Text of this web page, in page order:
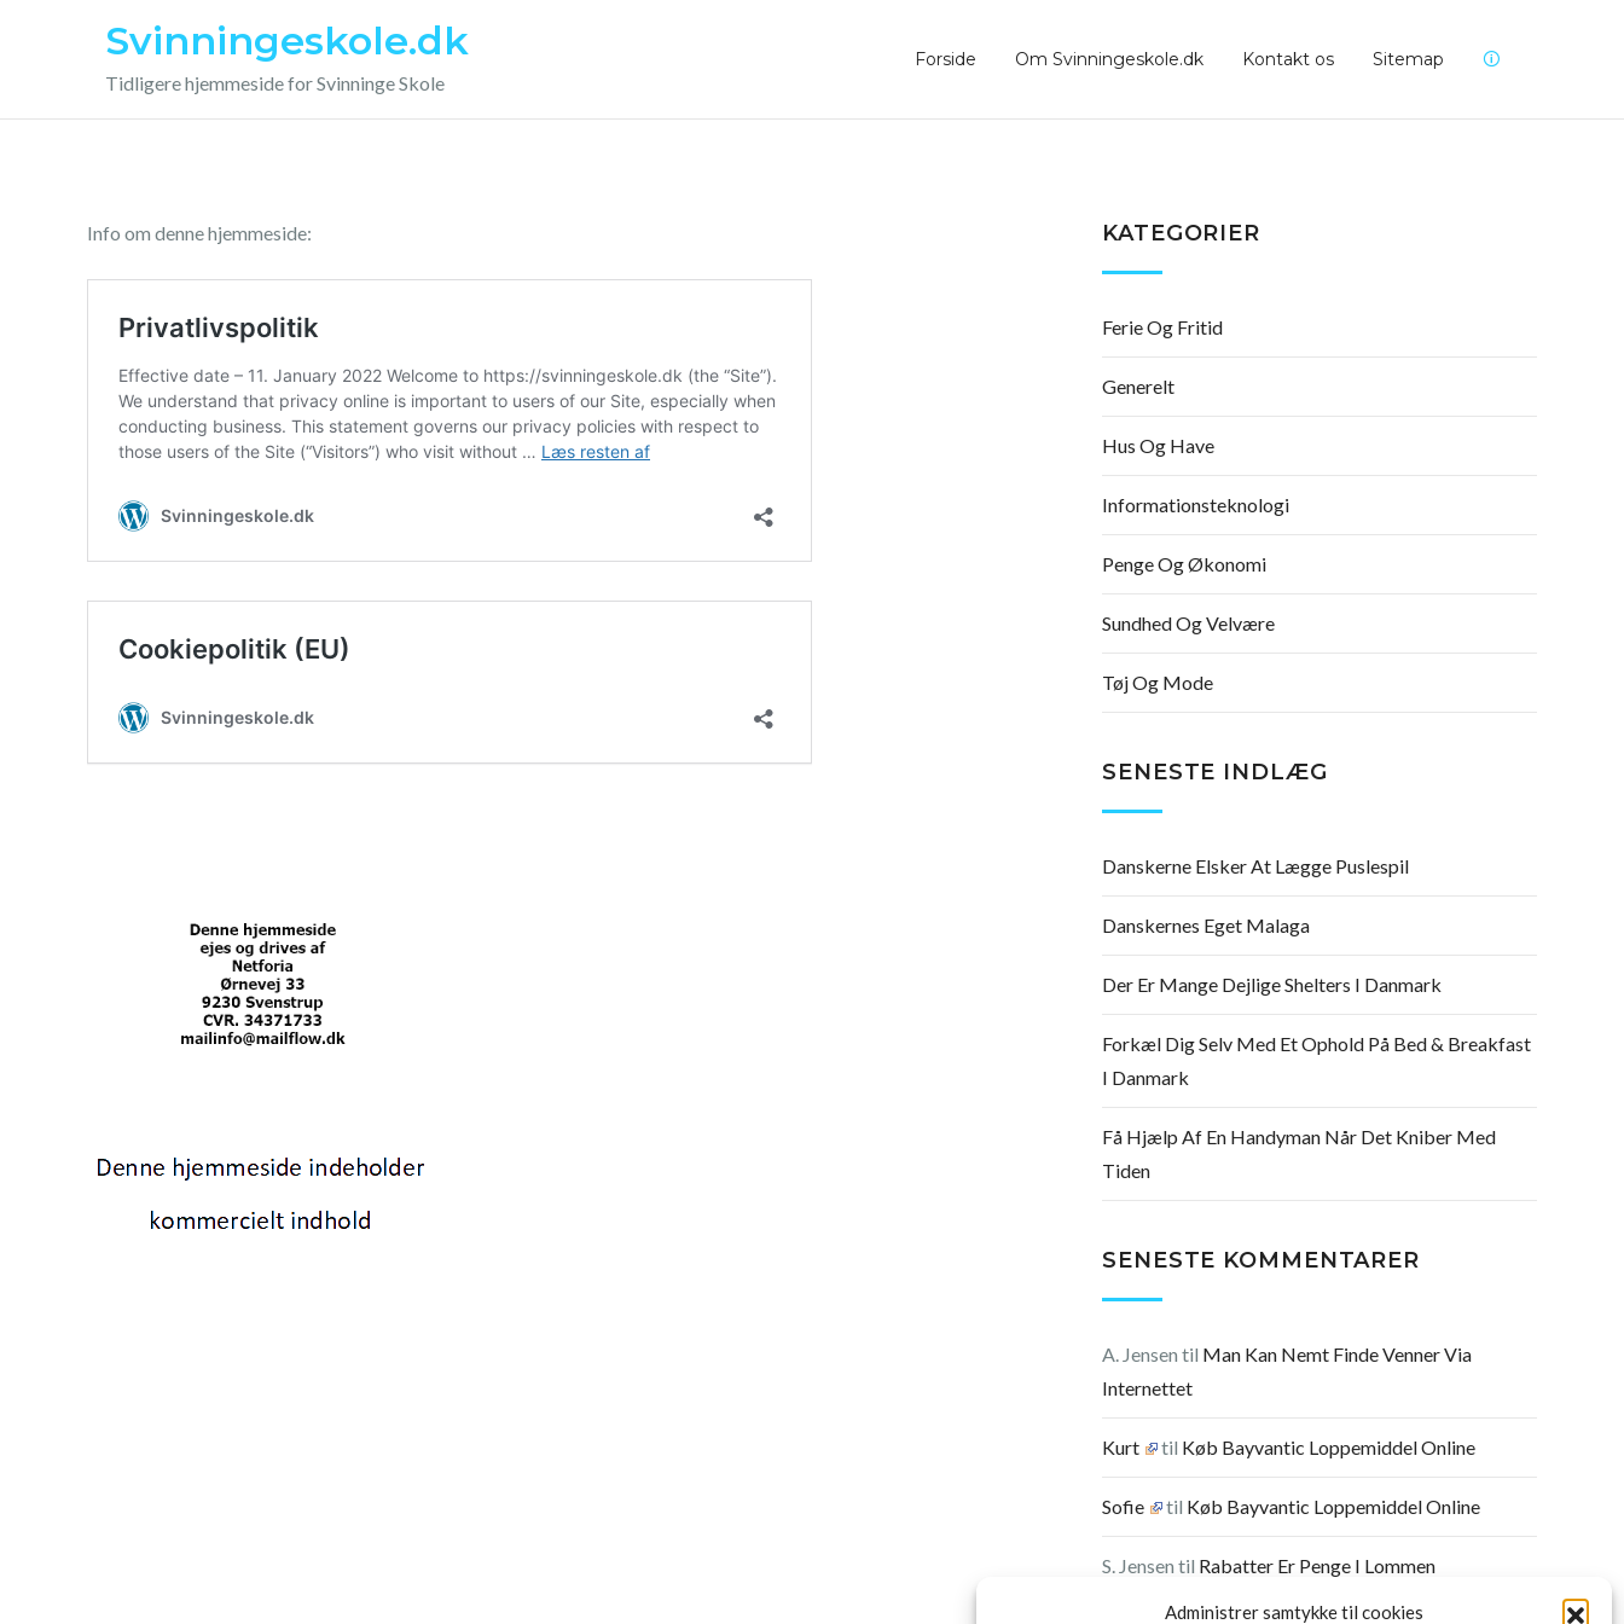
Administrer samtykke til cookies
Svinningeskole.dk
Tidligere hjemmeside for Svinninge Skole
Forside Om Svinningeskole.dk Kontakt os Sitemap 🛈
Info om denne hjemmeside: KATEGORIER
Ferie Og Fritid
Generelt
Hus Og Have
Informationsteknologi
Penge Og Økonomi
Sundhed Og Velvære
Tøj Og Mode
SENESTE INDLÆG
Danskerne Elsker At Lægge Puslespil
Danskernes Eget Malaga
Der Er Mange Dejlige Shelters I Danmark
Forkæl Dig Selv Med Et Ophold På Bed & Breakfast
I Danmark
Få Hjælp Af En Handyman Når Det Kniber Med
Tiden
SENESTE KOMMENTARER
A. Jensen til Man Kan Nemt Finde Venner Via
Internettet
Kurt til Køb Bayvantic Loppemiddel Online
Sofie til Køb Bayvantic Loppemiddel Online
S. Jensen til Rabatter Er Penge I Lommen